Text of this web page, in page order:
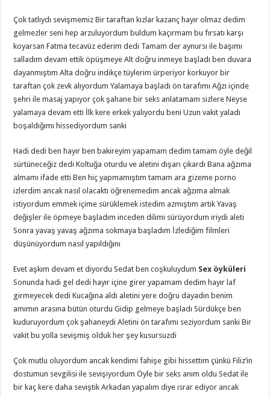
Çok tatlıydı sevişmemiz Bir taraftan kızlar kazanç hayır olmaz dedim
gelmezler seni hep arzuluyordum buldum kaçırmam bu fırsatı karşı
koyarsan Fatma tecavüz ederim dedi Tamam der aynursı ile başımı
salladım devam ettik öpüşmeye Alt doğru inmeye başladı ben duvara
dayanmıştım Alta doğru indikçe tüylerim ürperiyor korkuyor bir
taraftan çok zevk alıyordum Yalamaya başladı ön tarafımı Ağzı içinde
şehri ile masaj yapıyor çok şahane bir seks anlatamam sizlere Neyse
yalamaya devam etti İlk kere erkek yalıyordu beni Uzun vakit yaladı
boşaldığımı hissediyordum sanki
Hadi dedi ben hayır ben bakireyim yapamam dedim tamam öyle değil
sürtüneceğiz dedi Koltuğa oturdu ve aletini dışarı çıkardı Bana ağzıma
almamı ifade etti Ben hiç yapmamıştım tamam ara gizeme porno
izlerdim ancak nasıl olacaktı öğrenemedim ancak ağzıma almak
istiyordum emmek içime sürüklemek istedim azmıştım artık Yavaş
değişler ile öpmeye başladım inceden dilimi sürüyordum iriydi aleti
Sonra yavaş yavaş ağzıma sokmaya başladım İzlediğim filmleri
düşünüyordum nasıl yapıldığını
Evet aşkım devam et diyordu Sedat ben coşkuluydum Sex öyküleri
Sonunda hadi gel dedi hayır içine girer yapamam dedim hayır laf
girmeyecek dedi Kucağına aldı aletini yere doğru dayadın benim
amımın arasına bütün oturdu Gidip gelmeye başladı Sürdükçe ben
kuduruyordum çok şahaneydi Aletini ön tarafımı seziyordum sanki Bir
vakit bu yolla sevişmiş olduk her şey kusursuzdi
Çok mutlu oluyordum ancak kendimi fahişe gibi hissettim çünkü Filiz’in
dostumun sevgilisi ile sevişiyordum Öyle bir seks anım oldu Sedat ile
bir kaç kere daha seviştik Arkadan yapalım diye ısrar ediyor ancak